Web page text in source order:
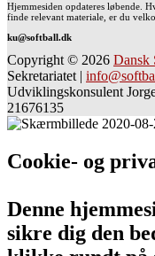
Hjemmesiden opdateres løbende.
finde relevant materiale, er du
ku@softball.dk
Copyright © 2026 Dansk
Sekretariatet |
Udviklingskonsulent
21676135
Cookie- og
Denne
sikre dig den